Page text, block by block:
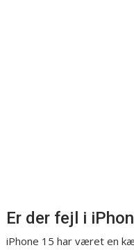
Er der fejl i
iPhone 15 har været en